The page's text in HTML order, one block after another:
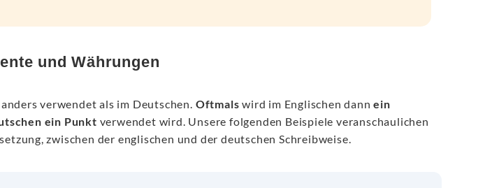
und Währungen
verwendet als im Deutschen. Oftmals wird im Englischen dannein
ein Punkt verwendet wird. Unsere folgenden Beispiele veranschaulichen
zwischen der englischen und der deutschen Schreibweise.